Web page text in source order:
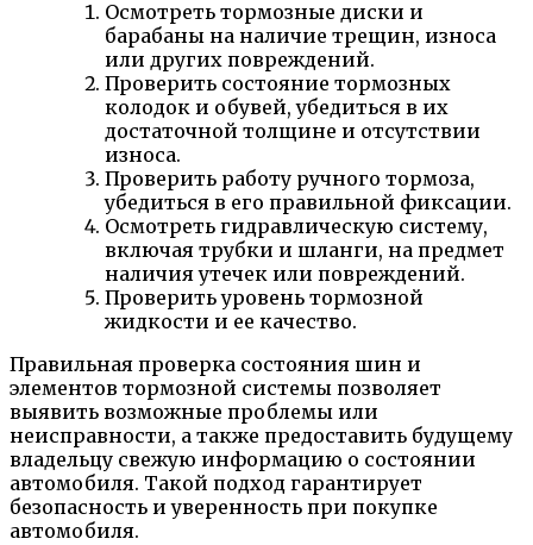
Осмотреть тормозные диски и
барабаны на наличие трещин, износа
или других повреждений.
Проверить состояние тормозных
колодок и обувей, убедиться в их
достаточной толщине и отсутствии
износа.
Проверить работу ручного тормоза,
убедиться в его правильной фиксации.
Осмотреть гидравлическую систему,
включая трубки и шланги, на предмет
наличия утечек или повреждений.
Проверить уровень тормозной
жидкости и ее качество.
Правильная проверка состояния шин и
элементов тормозной системы позволяет
выявить возможные проблемы или
неисправности, а также предоставить будущему
владельцу свежую информацию о состоянии
автомобиля. Такой подход гарантирует
безопасность и уверенность при покупке
автомобиля.